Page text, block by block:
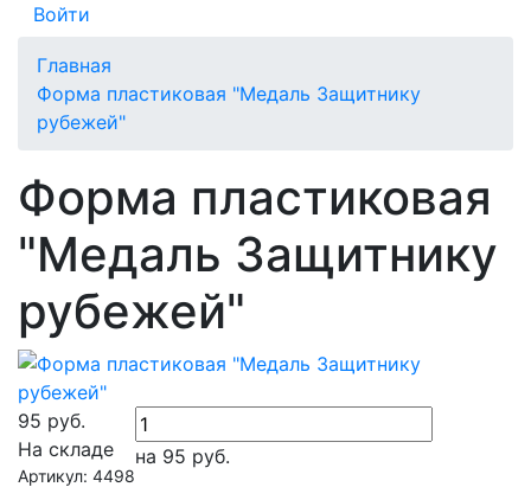
Войти
Главная
Форма пластиковая "Медаль Защитнику
рубежей"
Форма пластиковая
"Медаль Защитнику
рубежей"
95 руб.
На складе
Артикул: 4498
на 95 руб.